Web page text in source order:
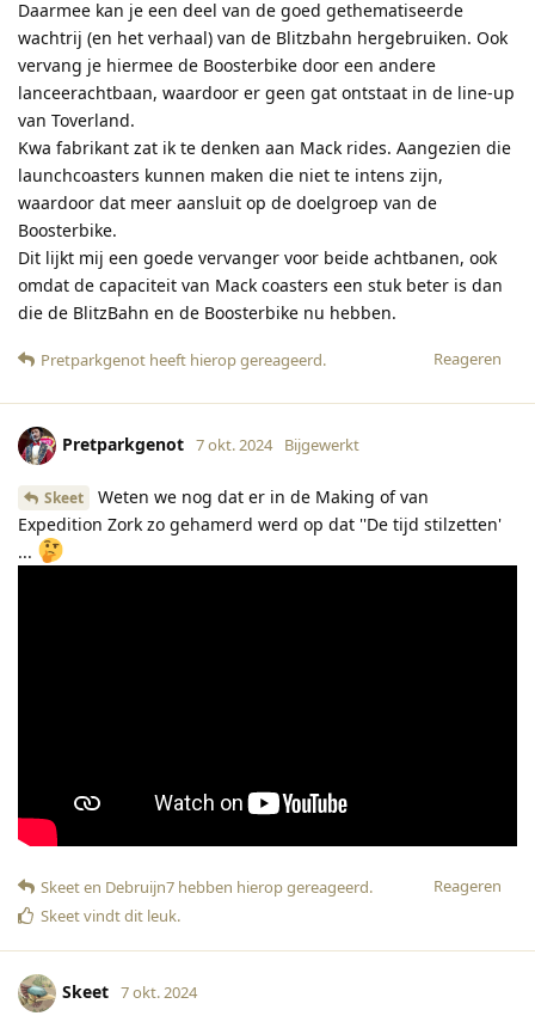
Daarmee kan je een deel van de goed gethematiseerde
wachtrij (en het verhaal) van de Blitzbahn hergebruiken. Ook
vervang je hiermee de Boosterbike door een andere
lanceerachtbaan, waardoor er geen gat ontstaat in de line-up
van Toverland.
Kwa fabrikant zat ik te denken aan Mack rides. Aangezien die
launchcoasters kunnen maken die niet te intens zijn,
waardoor dat meer aansluit op de doelgroep van de
Boosterbike.
Dit lijkt mij een goede vervanger voor beide achtbanen, ook
omdat de capaciteit van Mack coasters een stuk beter is dan
die de BlitzBahn en de Boosterbike nu hebben.
Reageren
Pretparkgenot heeft hierop gereageerd.
Pretparkgenot 7 okt. 2024 Bijgewerkt
Skeet
Weten we nog dat er in de Making of van
Expedition Zork zo gehamerd werd op dat ''De tijd stilzetten'
...
Reageren
Skeeten Debruijn7 hebben hierop gereageerd.
Skeetvindt dit leuk.
Skeet 7 okt. 2024